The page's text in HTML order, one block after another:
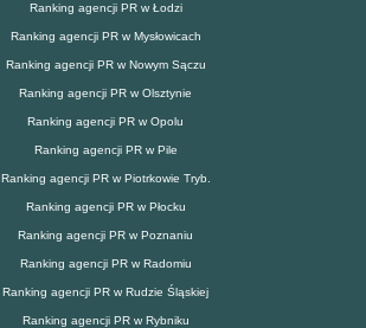
Ranking agencji PR w Łodzi
Ranking agencji PR w Mysłowicach
Ranking agencji PR w Nowym Sączu
Ranking agencji PR w Olsztynie
Ranking agencji PR w Opolu
Ranking agencji PR w Pile
Ranking agencji PR w Piotrkowie Tryb.
Ranking agencji PR w Płocku
Ranking agencji PR w Poznaniu
Ranking agencji PR w Radomiu
Ranking agencji PR w Rudzie Śląskiej
Ranking agencji PR w Rybniku